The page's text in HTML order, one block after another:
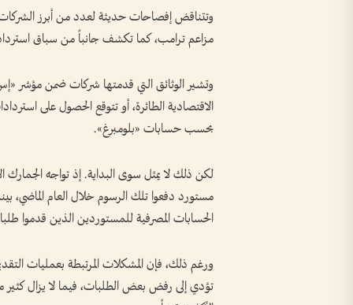
وتتناقض إفصاحات حديثة لعدد من أبرز
مزاعم ترامب، كما تكشف جانباً من سباق
بحسب حسابات «بلومبرغ».
الحسابات المصرفية للمستوردين الذين قدموا
ورغم ذلك، فإن المشكلات المرتبطة بعمليات
تؤدي إلى رفض بعض الطلبات، فيما لا يزال كثير